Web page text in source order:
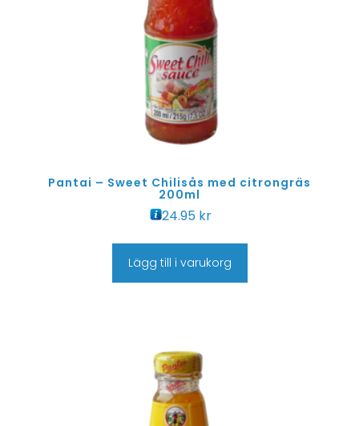
Pantai – Sweet Chilisås med citrongräs
200ml
24.95 kr
Lägg till i varukorg